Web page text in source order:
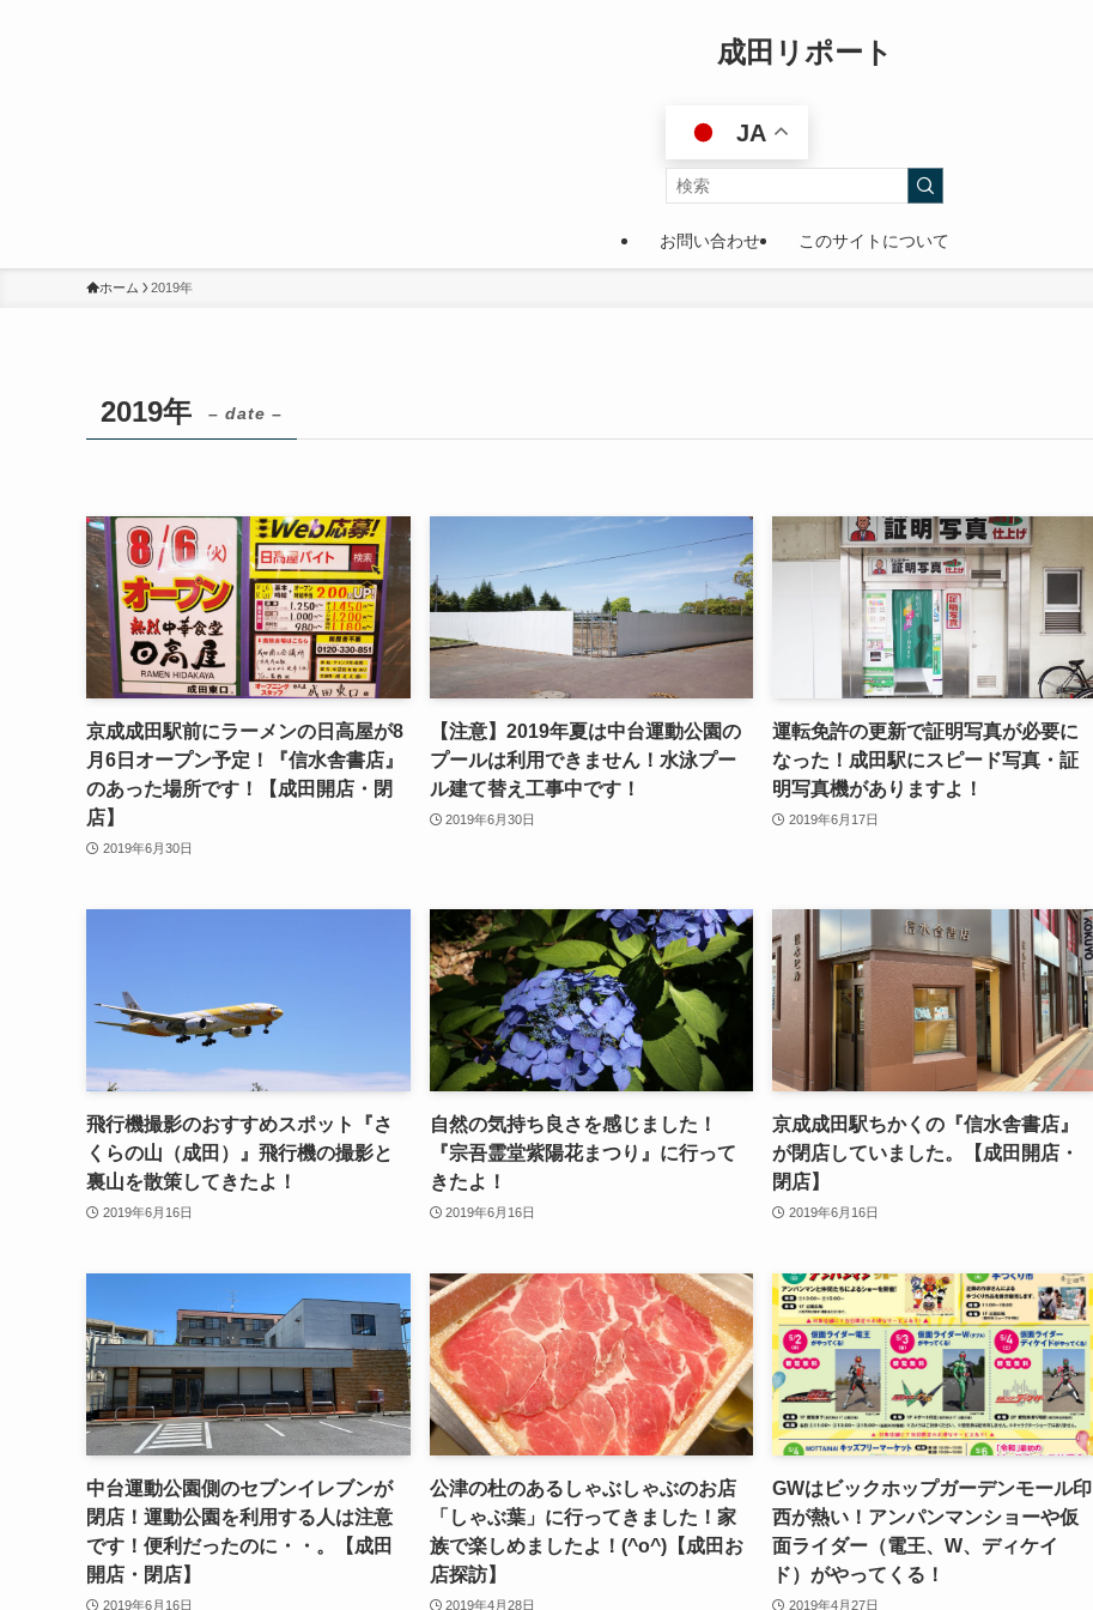
成田リポート
お問い合わせ このサイトについて
JA
ホーム 2019年
2019年 – date –
京成成田駅前にラーメンの日高屋が8
月6日オープン予定！『信水舎書店』
のあった場所です！【成田開店・閉
店】
2019年6月30日
【注意】2019年夏は中台運動公園の
プールは利用できません！水泳プー
ル建て替え工事中です！
2019年6月30日
運転免許の更新で証明写真が必要に
なった！成田駅にスピード写真・証
明写真機がありますよ！
2019年6月17日
飛行機撮影のおすすめスポット『さ
くらの山（成田）』飛行機の撮影と
裏山を散策してきたよ！
2019年6月16日
自然の気持ち良さを感じました！
『宗吾霊堂紫陽花まつり』に行って
きたよ！
2019年6月16日
京成成田駅ちかくの『信水舎書店』
が閉店していました。【成田開店・
閉店】
2019年6月16日
中台運動公園側のセブンイレブンが
閉店！運動公園を利用する人は注意
です！便利だったのに・・。【成田
開店・閉店】
2019年6月16日
公津の杜のあるしゃぶしゃぶのお店
「しゃぶ葉」に行ってきました！家
族で楽しめましたよ！(^o^)【成田お
店探訪】
2019年4月28日
GWはビックホップガーデンモール印
西が熱い！アンパンマンショーや仮
面ライダー（電王、W、ディケイ
ド）がやってくる！
2019年4月27日